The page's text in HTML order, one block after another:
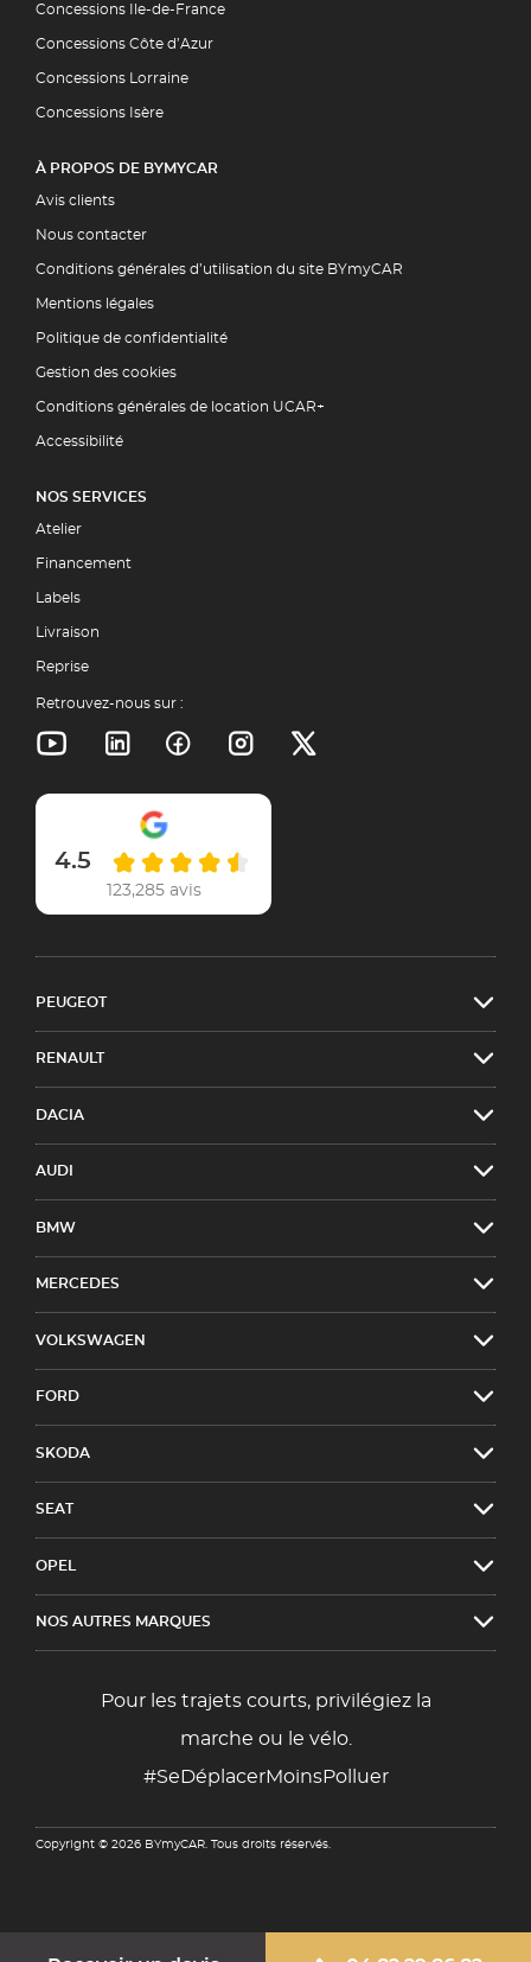
Concessions Ile-de-France
Concessions Côte d’Azur
Concessions Lorraine
Concessions Isère
À PROPOS DE BYMYCAR
Avis clients
Nous contacter
Conditions générales d’utilisation du site BYmyCAR
Mentions légales
Politique de confidentialité
Gestion des cookies
Conditions générales de location UCAR+
Accessibilité
NOS SERVICES
Atelier
Financement
Labels
Livraison
Reprise
Retrouvez-nous sur :
4.5
123,285 avis
PEUGEOT
RENAULT
DACIA
AUDI
BMW
MERCEDES
VOLKSWAGEN
FORD
SKODA
SEAT
OPEL
NOS AUTRES MARQUES
Pour les trajets courts, privilégiez la
marche ou le vélo.
#SeDéplacerMoinsPolluer
Copyright © 2026 BYmyCAR. Tous droits réservés.